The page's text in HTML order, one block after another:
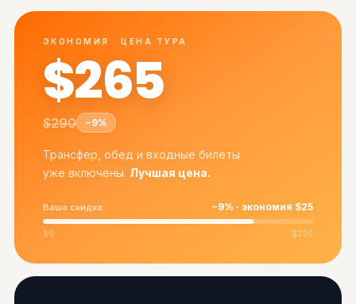
ЭКОНОМИЯ · ЦЕНА ТУРА
$265
$290 −9%
Трансфер, обед и входные билеты
уже включены. Лучшая цена.
Ваша скидка −9% · экономия $25
$0 $290